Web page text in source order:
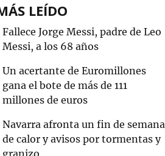
LEÍDO
Fallece Jorge Messi, padre de Leo
Messi, a los 68 años
Un acertante de Euromillones
gana el bote de más de 111
millones de euros
Navarra afronta un fin de semana
de calor y avisos por tormentas y
granizo